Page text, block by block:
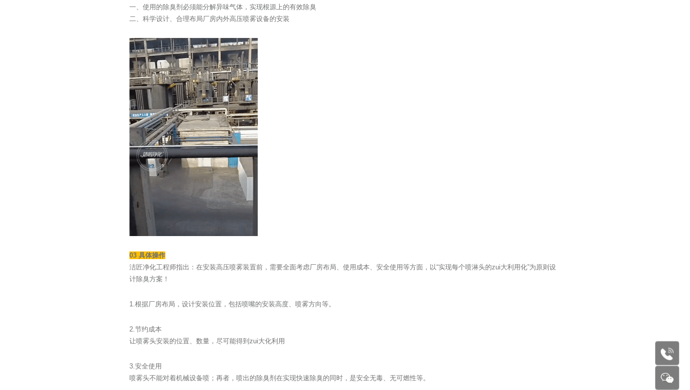
一、使用的除臭剂必须能分解异味气体，实现根源上的有效除臭
二、科学设计、合理布局厂房内外高压喷雾设备的安装
03 具体操作
洁匠净化工程师指出：在安装高压喷雾装置前，需要全面考虑厂房布局、使用成本、安全使用等方面，以“实现每个喷淋头的zui大利用化”为原则设
计除臭方案！
1.根据厂房布局，设计安装位置，包括喷嘴的安装高度、喷雾方向等。
2.节约成本
让喷雾头安装的位置、数量，尽可能得到zui大化利用
3.安全使用
喷雾头不能对着机械设备喷；再者，喷出的除臭剂在实现快速除臭的同时，是安全无毒、无可燃性等。